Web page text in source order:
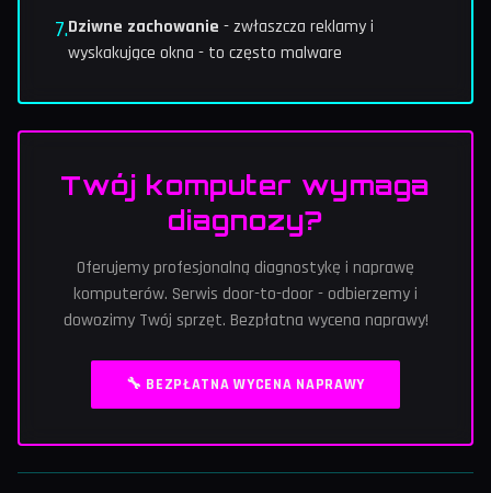
7.Dziwne zachowanie - zwłaszcza reklamy i
wyskakujące okna - to często malware
Twój komputer wymaga
diagnozy?
Oferujemy profesjonalną diagnostykę i naprawę
komputerów. Serwis door-to-door - odbierzemy i
dowozimy Twój sprzęt. Bezpłatna wycena naprawy!
🔧 BEZPŁATNA WYCENA NAPRAWY